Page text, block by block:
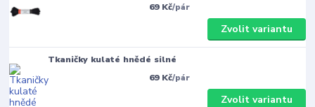
69 Kč/pár
Zvolit variantu
Tkaničky kulaté hnědé silné
69 Kč/pár
Zvolit variantu